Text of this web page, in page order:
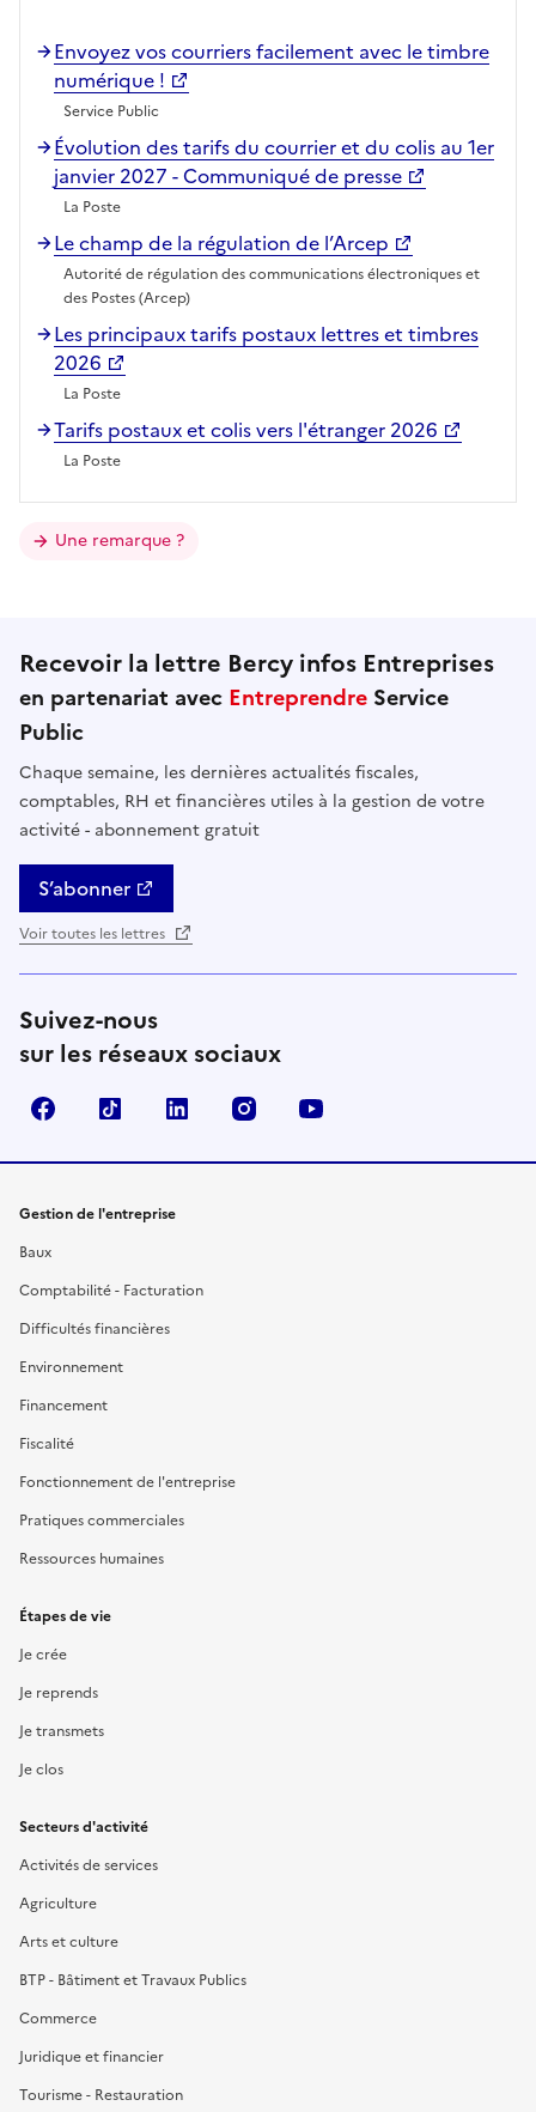
Envoyez vos courriers facilement avec le timbre
numérique !
Service Public
Évolution des tarifs du courrier et du colis au 1er
janvier 2027 - Communiqué de presse
La Poste
Le champ de la régulation de l’Arcep
Autorité de régulation des communications électroniques et
des Postes (Arcep)
Les principaux tarifs postaux lettres et timbres
2026
La Poste
Tarifs postaux et colis vers l'étranger 2026
La Poste
Une remarque ?
Recevoir la lettre Bercy infos Entreprises
en partenariat avec Entreprendre Service
Public
Chaque semaine, les dernières actualités fiscales,
comptables, RH et financières utiles à la gestion de votre
activité - abonnement gratuit
S’abonner
Voir toutes les lettres
Suivez-nous
sur les réseaux sociaux
FacebookTikTok Linkedin Instagram
Gestion de l'entreprise
Baux
Comptabilité - Facturation
Difficultés financières
Environnement
Financement
Fiscalité
Fonctionnement de l'entreprise
Pratiques commerciales
Ressources humaines
Étapes de vie
Je crée
Je reprends
Je transmets
Je clos
Secteurs d'activité
Activités de services
Agriculture
Arts et culture
BTP - Bâtiment et Travaux Publics
Commerce
Juridique et financier
Tourisme - Restauration